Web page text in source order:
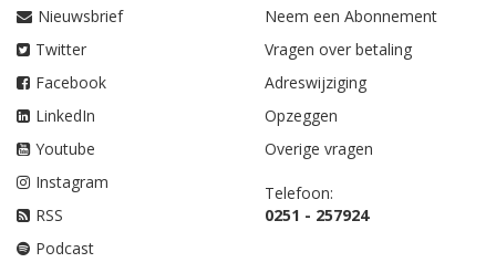
Nieuwsbrief
Twitter
Facebook
LinkedIn
Youtube
Instagram
RSS
Podcast
Neem een Abonnement
Vragen over betaling
Adreswijziging
Opzeggen
Overige vragen
Telefoon:
0251 - 257924